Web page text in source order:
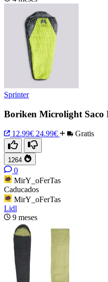
Sprinter
Boriken Microlight Saco
12.99€ 24.99€ Gratis
1264
0
MirY_oFerTas
Caducados
MirY_oFerTas
Lidl
9 meses